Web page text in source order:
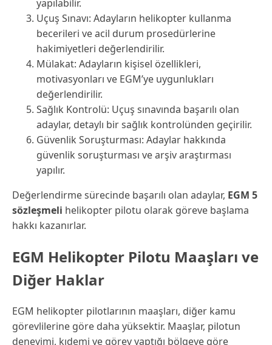
yapılabilir.
Uçuş Sınavı: Adayların helikopter kullanma
becerileri ve acil durum prosedürlerine
hakimiyetleri değerlendirilir.
Mülakat: Adayların kişisel özellikleri,
motivasyonları ve EGM’ye uygunlukları
değerlendirilir.
Sağlık Kontrolü: Uçuş sınavında başarılı olan
adaylar, detaylı bir sağlık kontrolünden geçirilir.
Güvenlik Soruşturması: Adaylar hakkında
güvenlik soruşturması ve arşiv araştırması
yapılır.
Değerlendirme sürecinde başarılı olan adaylar, EGM 5
sözleşmeli helikopter pilotu olarak göreve başlama
hakkı kazanırlar.
EGM Helikopter Pilotu Maaşları ve
Diğer Haklar
EGM helikopter pilotlarının maaşları, diğer kamu
görevlilerine göre daha yüksektir. Maaşlar, pilotun
deneyimi, kıdemi ve görev yaptığı bölgeye göre